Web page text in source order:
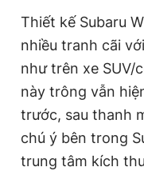
Thiết kế Subaru
nhiều tranh cãi
như trên xe SUV/
này trông vẫn
trước, sau thanh
chú ý bên trong
trung tâm kích